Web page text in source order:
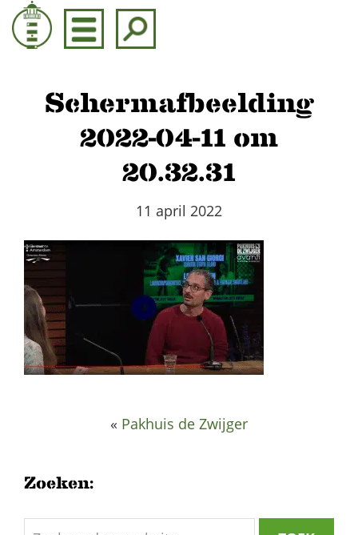
Door
naar
de
inhoud
Schermafbeelding
2022-04-11 om
20.32.31
11 april 2022
« Pakhuis de Zwijger
Zoeken: